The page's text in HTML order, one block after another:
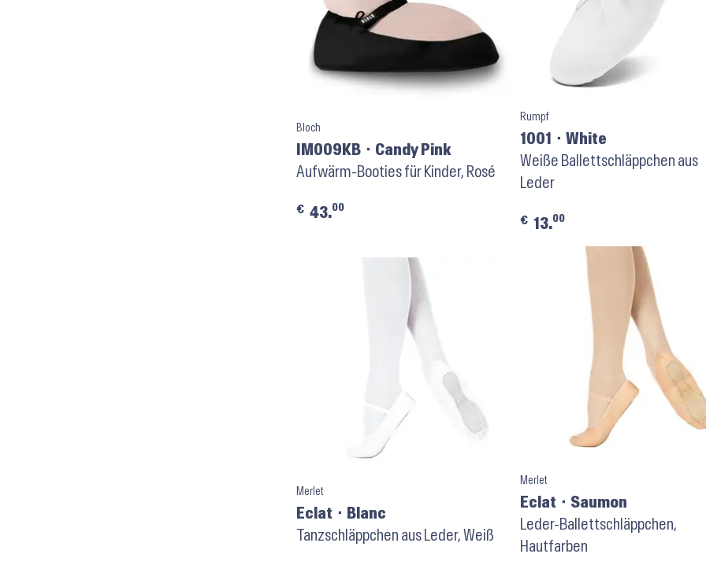
Bloch
IM009KB ⬝ Candy Pink
Aufwärm-Booties für Kinder, Rosé
€ 43.00
Rumpf
1001 ⬝ White
Weiße Ballettschläppchen aus
Leder
€ 13.00
Merlet
Eclat ⬝ Blanc
Tanzschläppchen aus Leder, Weiß
Merlet
Eclat ⬝ Saumon
Leder-Ballettschläppchen,
Hautfarben